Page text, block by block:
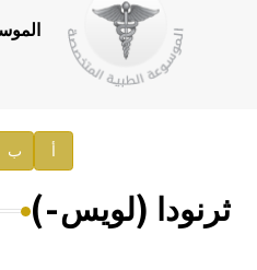
توصيات مجلس
صدور المجلد
إعلان..
هيئة الموسوعة
أ ب
ثرنودا (لويس-)